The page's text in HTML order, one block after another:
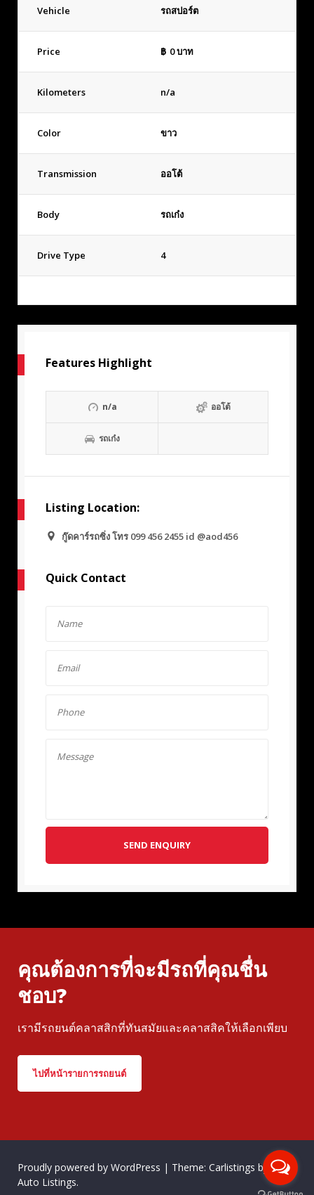
Vehicle รถสปอร์ต
Price ฿ 0บาท
Kilometers n/a
Color ขาว
Transmission ออโต้
Body รถเก๋ง
Drive Type 4
Features Highlight
n/a ออโต้
รถเก๋ง
Listing Location:
กู๊ดคาร์รถซิ่ง โทร 099 456 2455 id @aod456
Quick Contact
SEND ENQUIRY
คุณต้องการที่จะมีรถที่คุณชื่น
ชอบ?
เรามีรถยนต์คลาสสิกที่ทันสมัยและคลาสสิคให้เลือกเพียบ
ไปที่หน้ารายการรถยนต์
Proudly powered by WordPress | Theme: Carlistings byWP
Auto Listings.